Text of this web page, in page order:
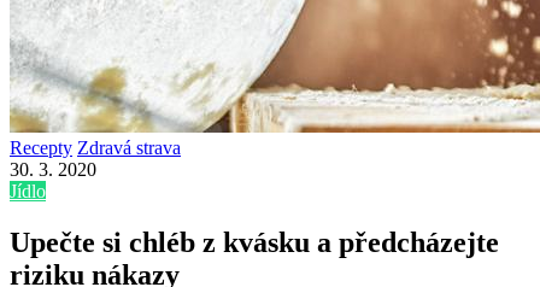
Recepty Zdravá strava
30. 3. 2020
Jídlo
Upečte si chléb z kvásku a předcházejte
riziku nákazy